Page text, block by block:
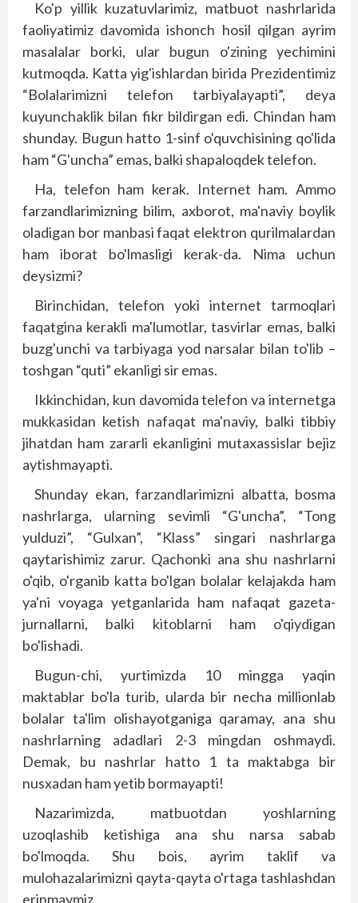
Ko'p yillik kuzatuvlarimiz, matbuot nashrlarida
faoliyatimiz davomida ishonch hosil qilgan ayrim
masalalar borki, ular bugun o'zining yechimini
kutmoqda. Katta yig'ishlardan birida Prezidentimiz
“Bolalarimizni telefon tarbiyalayapti”, deya
kuyunchaklik bilan fikr bildirgan edi. Chindan ham
shunday. Bugun hatto 1-sinf o'quvchisining qo'lida
ham “G'uncha” emas, balki shapaloqdek telefon.
Ha, telefon ham kerak. Internet ham. Ammo
farzandlarimizning bilim, axborot, ma'naviy boylik
oladigan bor manbasi faqat elektron qurilmalardan
ham iborat bo'lmasligi kerak-da. Nima uchun
deysizmi?
Birinchidan, telefon yoki internet tarmoqlari
faqatgina kerakli ma'lumotlar, tasvirlar emas, balki
buzg'unchi va tarbiyaga yod narsalar bilan to'lib –
toshgan “quti” ekanligi sir emas.
Ikkinchidan, kun davomida telefon va internetga
mukkasidan ketish nafaqat ma'naviy, balki tibbiy
jihatdan ham zararli ekanligini mutaxassislar bejiz
aytishmayapti.
Shunday ekan, farzandlarimizni albatta, bosma
nashrlarga, ularning sevimli “G'uncha”, “Tong
yulduzi”, “Gulxan”, “Klass” singari nashrlarga
qaytarishimiz zarur. Qachonki ana shu nashrlarni
o'qib, o'rganib katta bo'lgan bolalar kelajakda ham
ya'ni voyaga yetganlarida ham nafaqat gazeta-
jurnallarni, balki kitoblarni ham o'qiydigan
bo'lishadi.
Bugun-chi, yurtimizda 10 mingga yaqin
maktablar bo'la turib, ularda bir necha millionlab
bolalar ta'lim olishayotganiga qaramay, ana shu
nashrlarning adadlari 2-3 mingdan oshmaydi.
Demak, bu nashrlar hatto 1 ta maktabga bir
nusxadan ham yetib bormayapti!
Nazarimizda, matbuotdan yoshlarning
uzoqlashib ketishiga ana shu narsa sabab
bo'lmoqda. Shu bois, ayrim taklif va
mulohazalarimizni qayta-qayta o'rtaga tashlashdan
erinmaymiz.